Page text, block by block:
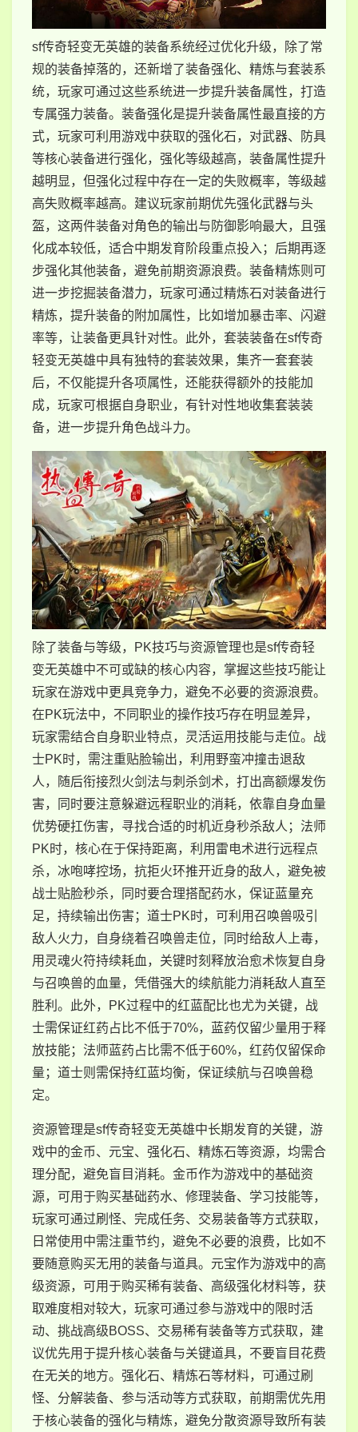
sf传奇轻变无英雄的装备系统经过优化升级，除了常
规的装备掉落的，还新增了装备强化、精炼与套装系
统，玩家可通过这些系统进一步提升装备属性，打造
专属强力装备。装备强化是提升装备属性最直接的方
式，玩家可利用游戏中获取的强化石，对武器、防具
等核心装备进行强化，强化等级越高，装备属性提升
越明显，但强化过程中存在一定的失败概率，等级越
高失败概率越高。建议玩家前期优先强化武器与头
盔，这两件装备对角色的输出与防御影响最大，且强
化成本较低，适合中期发育阶段重点投入；后期再逐
步强化其他装备，避免前期资源浪费。装备精炼则可
进一步挖掘装备潜力，玩家可通过精炼石对装备进行
精炼，提升装备的附加属性，比如增加暴击率、闪避
率等，让装备更具针对性。此外，套装装备在sf传奇
轻变无英雄中具有独特的套装效果，集齐一套套装
后，不仅能提升各项属性，还能获得额外的技能加
成，玩家可根据自身职业，有针对性地收集套装装
备，进一步提升角色战斗力。
除了装备与等级，PK技巧与资源管理也是sf传奇轻
变无英雄中不可或缺的核心内容，掌握这些技巧能让
玩家在游戏中更具竞争力，避免不必要的资源浪费。
在PK玩法中，不同职业的操作技巧存在明显差异，
玩家需结合自身职业特点，灵活运用技能与走位。战
士PK时，需注重贴脸输出，利用野蛮冲撞击退敌
人，随后衔接烈火剑法与刺杀剑术，打出高额爆发伤
害，同时要注意躲避远程职业的消耗，依靠自身血量
优势硬扛伤害，寻找合适的时机近身秒杀敌人；法师
PK时，核心在于保持距离，利用雷电术进行远程点
杀，冰咆哮控场，抗拒火环推开近身的敌人，避免被
战士贴脸秒杀，同时要合理搭配药水，保证蓝量充
足，持续输出伤害；道士PK时，可利用召唤兽吸引
敌人火力，自身绕着召唤兽走位，同时给敌人上毒，
用灵魂火符持续耗血，关键时刻释放治愈术恢复自身
与召唤兽的血量，凭借强大的续航能力消耗敌人直至
胜利。此外，PK过程中的红蓝配比也尤为关键，战
士需保证红药占比不低于70%，蓝药仅留少量用于释
放技能；法师蓝药占比需不低于60%，红药仅留保命
量；道士则需保持红蓝均衡，保证续航与召唤兽稳
定。
资源管理是sf传奇轻变无英雄中长期发育的关键，游
戏中的金币、元宝、强化石、精炼石等资源，均需合
理分配，避免盲目消耗。金币作为游戏中的基础资
源，可用于购买基础药水、修理装备、学习技能等，
玩家可通过刷怪、完成任务、交易装备等方式获取，
日常使用中需注重节约，避免不必要的浪费，比如不
要随意购买无用的装备与道具。元宝作为游戏中的高
级资源，可用于购买稀有装备、高级强化材料等，获
取难度相对较大，玩家可通过参与游戏中的限时活
动、挑战高级BOSS、交易稀有装备等方式获取，建
议优先用于提升核心装备与关键道具，不要盲目花费
在无关的地方。强化石、精炼石等材料，可通过刷
怪、分解装备、参与活动等方式获取，前期需优先用
于核心装备的强化与精炼，避免分散资源导致所有装